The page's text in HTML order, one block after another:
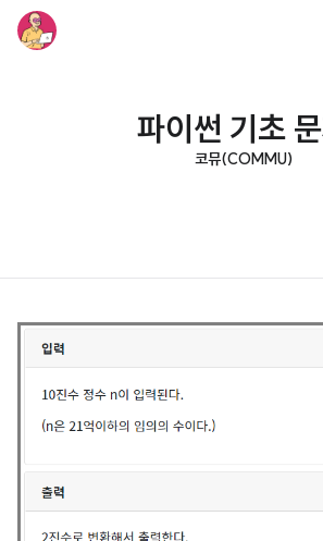
파이썬 기초
코뮤(COMMU)